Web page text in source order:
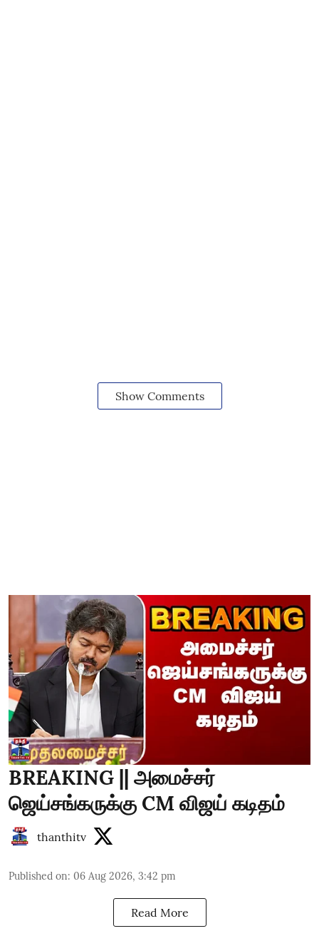
Show Comments
BREAKING || அமைச்சர்
ஜெய்சங்கருக்கு CM விஜய் கடிதம்
thanthitv
Published on: 06 Aug 2026, 3:42 pm
Read More